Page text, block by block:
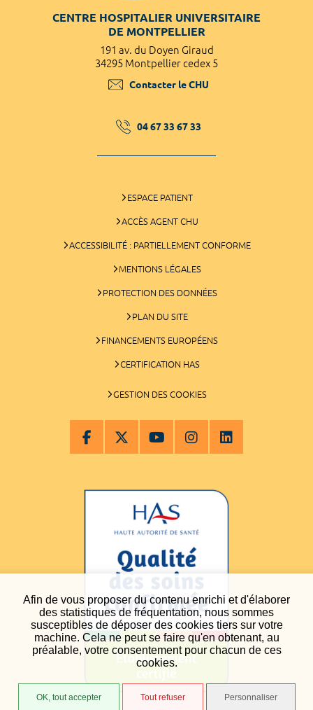
Afin de vous proposer du contenu enrichi et d'élaborer
des statistiques de fréquentation, nous sommes
susceptibles de déposer des cookies tiers sur votre
machine. Cela ne peut se faire qu'en obtenant, au
préalable, votre consentement pour chacun de ces
cookies.
OK, tout accepter Tout refuser Personnaliser
CENTRE HOSPITALIER UNIVERSITAIRE
DE MONTPELLIER
191 av. du Doyen Giraud
34295 Montpellier cedex 5
Contacter le CHU
04 67 33 67 33
ESPACE PATIENT
ACCÈS AGENT CHU
ACCESSIBILITÉ : PARTIELLEMENT CONFORME
MENTIONS LÉGALES
PROTECTION DES DONNÉES
PLAN DU SITE
FINANCEMENTS EUROPÉENS
CERTIFICATION HAS
GESTION DES COOKIES